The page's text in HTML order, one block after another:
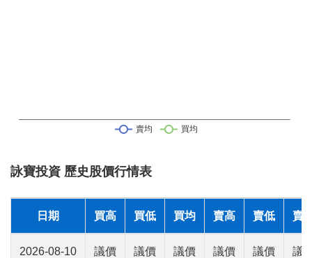
詠寶投資 歷史股價行情表
日期 買高 買低 買均 賣高 賣低 賣
2026-08-10 議價 議價 議價 議價 議價 議